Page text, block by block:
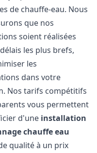
de chauffe-eau. Nous
que nos
soient réalisées
les plus brefs,
les
dans votre
Nos tarifs compétitifs
vous permettent
d'une installation
chauffe eau
qualité à un prix